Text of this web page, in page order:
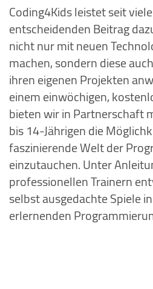
Coding4Kids leistet seit
entscheidenden Beitrag
nicht nur mit neuen
machen, sondern diese
ihren eigenen Projekten
einem einwöchigen,
bieten wir in Partnerschaft
bis 14-Jährigen die
faszinierende Welt der
einzutauchen. Unter
professionellen Trainern
selbst ausgedachte Spiele
erlernenden